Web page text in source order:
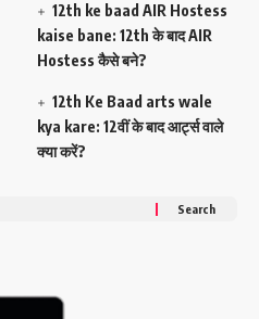
12th ke baad AIR Hostess
kaise bane: 12th के बाद AIR
Hostess कैसे बने?
12th Ke Baad arts wale
kya kare: 12वीं के बाद आर्ट्स वाले
क्या करें?